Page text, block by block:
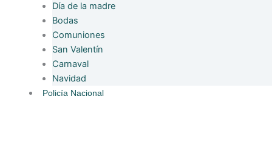
Día de la madre
Bodas
Comuniones
San Valentín
Carnaval
Navidad
Policía Nacional